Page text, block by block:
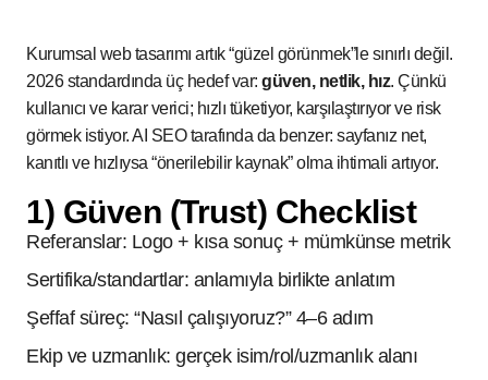
Kurumsal web tasarımı artık “güzel görünmek”le sınırlı değil.
2026 standardında üç hedef var: güven, netlik, hız. Çünkü
kullanıcı ve karar verici; hızlı tüketiyor, karşılaştırıyor ve risk
görmek istiyor. AI SEO tarafında da benzer: sayfanız net,
kanıtlı ve hızlıysa “önerilebilir kaynak” olma ihtimali artıyor.
1) Güven (Trust) Checklist
Referanslar: Logo + kısa sonuç + mümkünse metrik
Sertifika/standartlar: anlamıyla birlikte anlatım
Şeffaf süreç: “Nasıl çalışıyoruz?” 4–6 adım
Ekip ve uzmanlık: gerçek isim/rol/uzmanlık alanı